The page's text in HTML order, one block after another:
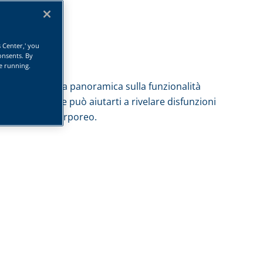
ti offre una panoramica sulla funzionalità
metabolica e può aiutarti a rivelare disfunzioni
e peso corporeo.
you
By
running.